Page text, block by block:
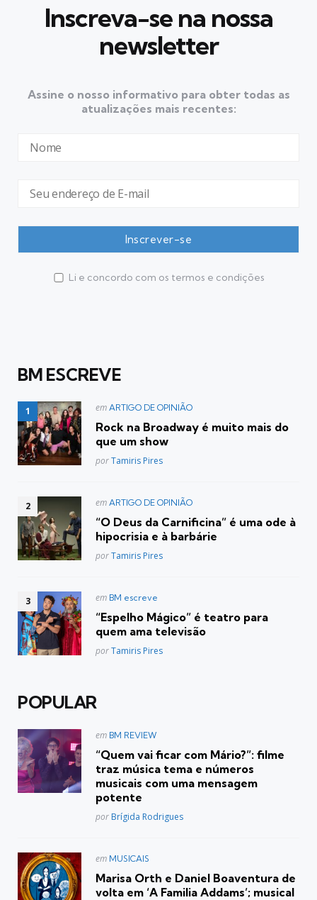
Inscreva-se na nossa
newsletter
Assine o nosso informativo para obter todas as
atualizações mais recentes:
Li e concordo com os termos e condições
BM ESCREVE
Postado
em ARTIGO DE OPINIÃO
Rock na Broadway é muito mais do
que um show
Posted
porTamiris Pires
Postado
em ARTIGO DE OPINIÃO
“O Deus da Carnificina” é uma ode à
hipocrisia e à barbárie
Posted
porTamiris Pires
Postado
em BM escreve
“Espelho Mágico” é teatro para
quem ama televisão
Posted
porTamiris Pires
POPULAR
Postado
em BM REVIEW
“Quem vai ficar com Mário?”: filme
traz música tema e números
musicais com uma mensagem
potente
Posted
por Brígida Rodrigues
Postado
em MUSICAIS
Marisa Orth e Daniel Boaventura de
volta em ‘A Familia Addams’; musical